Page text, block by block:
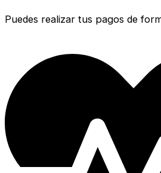
Puedes realizar tus pagos de